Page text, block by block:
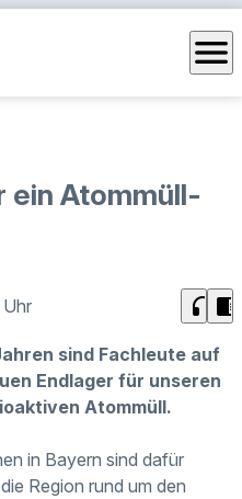
menu
ein Atommüll-
Uhr headphones chrome_reader_mode
sind Fachleute auf
Endlager für unseren
Atommüll.
in Bayern sind dafür
Region rund um den